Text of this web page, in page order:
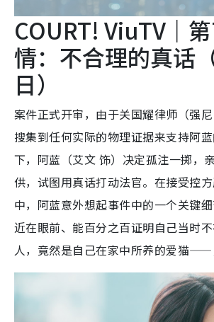
COURT! ViuTV｜
情：不合理的真话
日）
案件正式开审，由于关国耀律师（强
搜集到任何实际的物理证据来支持阿
下，阿蓝（艾文 饰）决定孤注一掷，
供，试图用真话打动法官。在接受控
中，阿蓝意外想起事件中的一个关键
近在眼前、能百分之百证明自己当时
人，竟然是自己在家中所养的爱猫——